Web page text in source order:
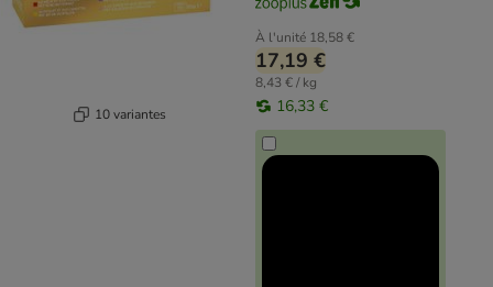
10 variantes
À l'unité 18,58 €
17,19 €
8,43 € / kg
16,33 €